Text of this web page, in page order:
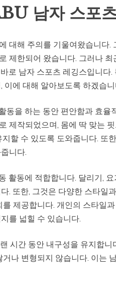
남자 스포
대해 주의를 기울여왔습니다.
제한되어 왔습니다. 그러나
로 남자 스포츠 레깅스입니다
에 대해 알아보도록 하겠습니
을 하는 동안 편안함과 효율
제작되었으며, 몸에 딱 맞는
할 수 있도록 도와줍니다. 또
니다.
활동에 적합합니다. 달리기,
. 또한, 그것은 다양한 스타일
제공합니다. 개인의 스타일
를 넓힐 수 있습니다.
시간 동안 내구성을 유지합
나 변형되지 않습니다. 이는